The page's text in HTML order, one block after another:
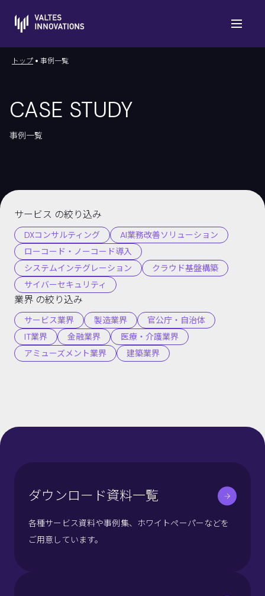
トップ 事例一覧
CASE STUDY
事例一覧
サービス の絞り込み
DXコンサルティング
AI業務改善ソリューション
ローコード・ノーコード導入
システムインテグレーション
クラウド基盤構築
サイバーセキュリティ
業界 の絞り込み
サービス業界 製造業界
官公庁・自治体
IT業界
金融業界
医療・介護業界
アミューズメント業界
建築業界
ダウンロード資料一覧
各種サービス資料や事例集、ホワイトペーパーなどを
ご用意しています。